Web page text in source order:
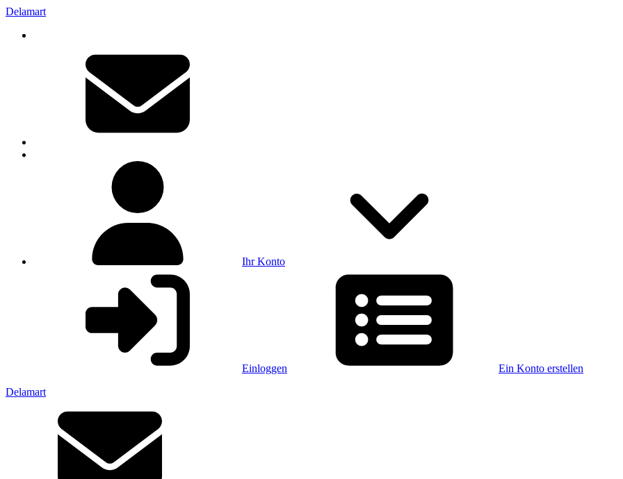
Delamart
Ihr Konto
Einloggen Ein Konto erstellen
Delamart